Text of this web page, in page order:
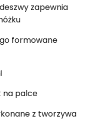
zapewnia
formowane
na palce
z tworzywa